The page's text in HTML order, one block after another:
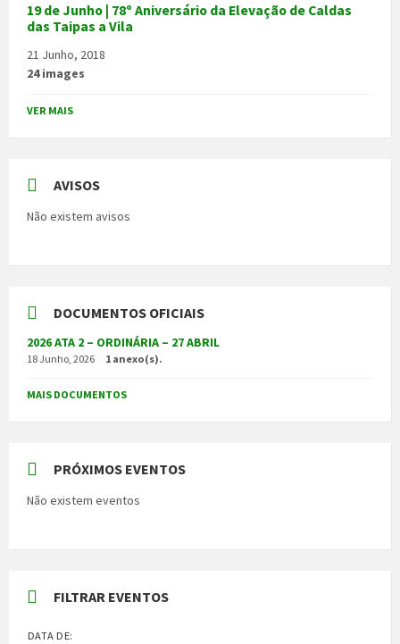
19 de Junho | 78º Aniversário da Elevação de Caldas
das Taipas a Vila
21 Junho, 2018
24 images
VER MAIS
AVISOS
Não existem avisos
DOCUMENTOS OFICIAIS
2026 ATA 2 – ORDINÁRIA – 27 ABRIL
18 Junho, 2026 1 anexo(s).
MAIS DOCUMENTOS
PRÓXIMOS EVENTOS
Não existem eventos
FILTRAR EVENTOS
DATA DE: